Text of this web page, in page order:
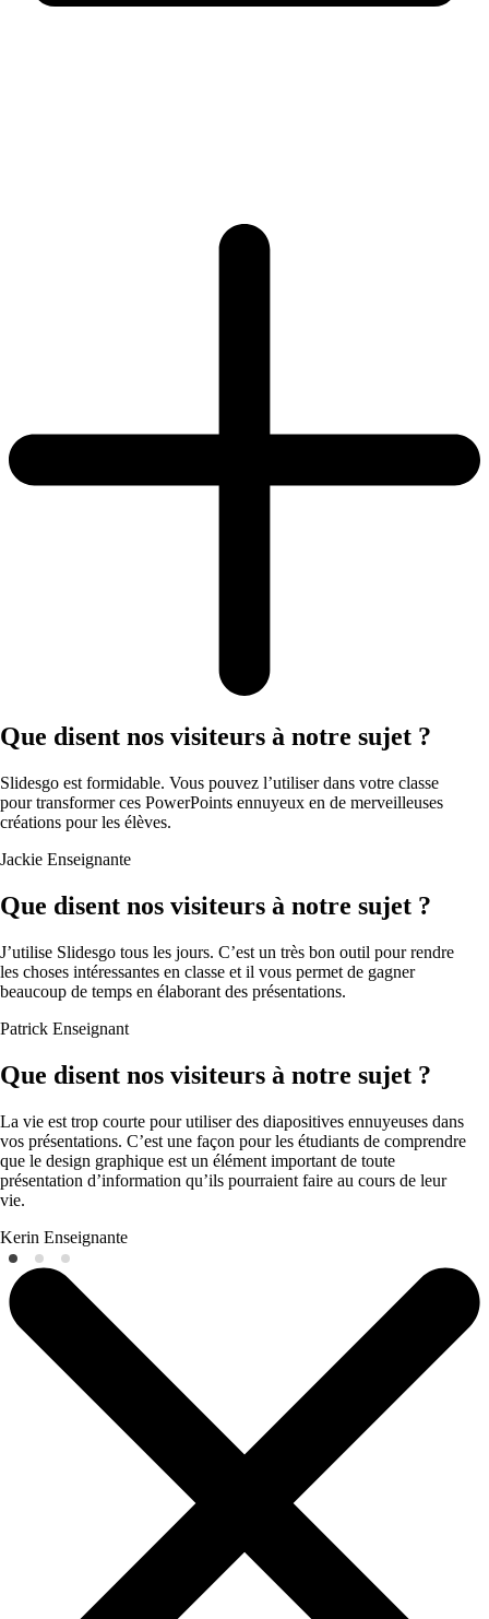
Que disent nos visiteurs à notre sujet ?
Slidesgo est formidable. Vous pouvez l’utiliser dans votre classe
pour transformer ces PowerPoints ennuyeux en de merveilleuses
créations pour les élèves.
Jackie Enseignante
Que disent nos visiteurs à notre sujet ?
J’utilise Slidesgo tous les jours. C’est un très bon outil pour rendre
les choses intéressantes en classe et il vous permet de gagner
beaucoup de temps en élaborant des présentations.
Patrick Enseignant
Que disent nos visiteurs à notre sujet ?
La vie est trop courte pour utiliser des diapositives ennuyeuses dans
vos présentations. C’est une façon pour les étudiants de comprendre
que le design graphique est un élément important de toute
présentation d’information qu’ils pourraient faire au cours de leur
vie.
Kerin Enseignante